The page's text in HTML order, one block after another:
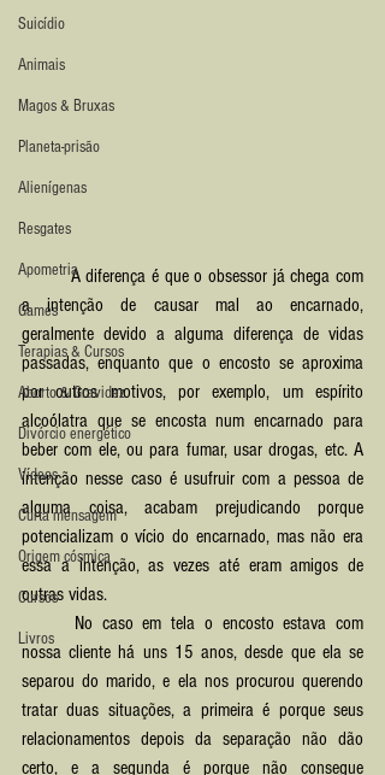
Suicídio
Animais
Magos & Bruxas
Planeta-prisão
Alienígenas
Resgates
Apometria
Games
Terapias & Cursos
Aborto & Gravidez
Divórcio energético
Vídeos
Curta mensagem
Origem cósmica
Cursos
Livros
	A diferença é que o obsessor já chega com
a intenção de causar mal ao encarnado,
geralmente devido a alguma diferença de vidas
passadas, enquanto que o encosto se aproxima
por outros motivos, por exemplo, um espírito
alcoólatra que se encosta num encarnado para
beber com ele, ou para fumar, usar drogas, etc. A
intenção nesse caso é usufruir com a pessoa de
alguma coisa, acabam prejudicando porque
potencializam o vício do encarnado, mas não era
essa a intenção, as vezes até eram amigos de
outras vidas.
nossa cliente há uns 15 anos, desde que ela se
separou do marido, e ela nos procurou querendo
tratar duas situações, a primeira é porque seus
relacionamentos depois da separação não dão
certo, e a segunda é porque não consegue